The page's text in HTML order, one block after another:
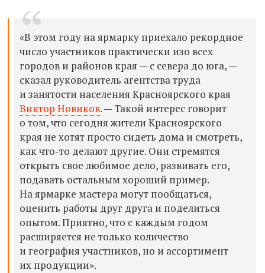
«В этом году на ярмарку приехало рекордное
число участников практически изо всех
городов и районов края — с севера до юга, —
сказал руководитель агентства труда
и занятости населения Красноярского края
Виктор Новиков. — Такой интерес говорит
о том, что сегодня жители Красноярского
края не хотят просто сидеть дома и смотреть,
как что-то делают другие. Они стремятся
открыть свое любимое дело, развивать его,
подавать остальным хороший пример.
На ярмарке мастера могут пообщаться,
оценить работы друг друга и поделиться
опытом. Приятно, что с каждым годом
расширяется не только количество
и география участников, но и ассортимент
их продукции».